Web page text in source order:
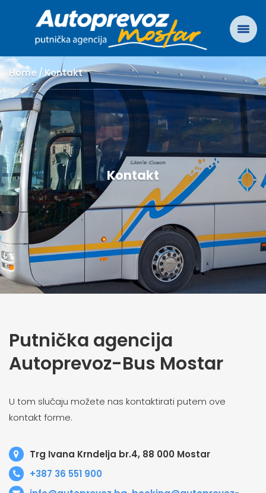
Home Kontakt
Kontakt
Putnička agencija
Autoprevoz-Bus Mostar
U tom slučaju možete nas kontaktirati putem ove
kontakt forme.
Trg Ivana Krndelja br.4, 88 000 Mostar
+387 36 551 900